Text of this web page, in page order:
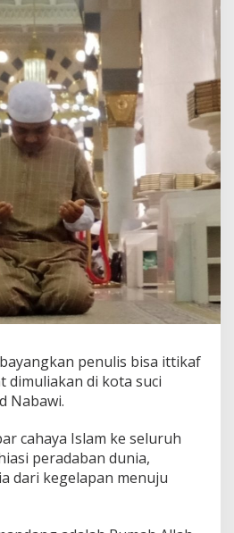
penulis bisa ittikaf
dimuliakan di kota suci
Nabawi.
cahaya Islam ke seluruh
peradaban dunia,
dari kegelapan menuju